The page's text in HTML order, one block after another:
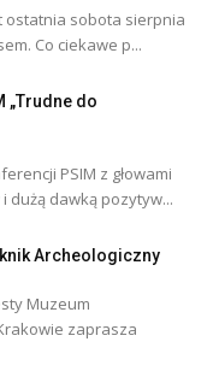
ostatnia sobota sierpnia
Co ciekawe p...
„Trudne do
PSIM z głowami
i dużą dawką pozytyw...
Archeologiczny
Muzeum
zaprasza